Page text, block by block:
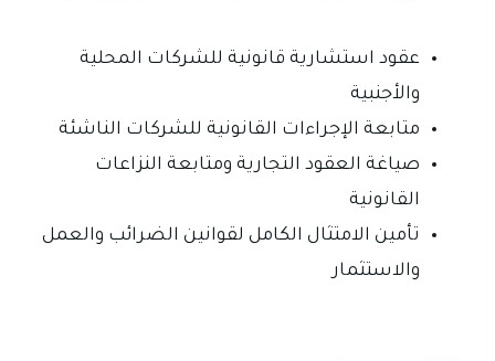
عقود استشارية قانونية للشركات المحلية
والأجنبية
متابعة الإجراءات القانونية للشركات الناشئة
صياغة العقود التجارية ومتابعة النزاعات
القانونية
تأمين الامتثال الكامل لقوانين الضرائب والعمل
والاستثمار